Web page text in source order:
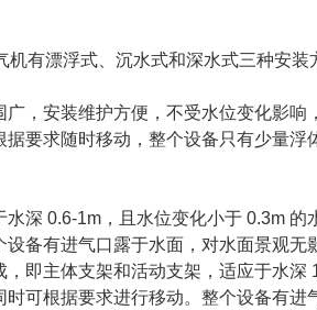
机有漂浮式、沉水式和深水式三种安
，安装维护方便，不受水位变化影响
据要求随时移动，整个设备只有少量
深 0.6-1m，且水位变化小于 0.3m
备有进气口露于水面，对水面景观无
即主体支架和活动支架，适应于水深
时可根据要求进行移动。整个设备有